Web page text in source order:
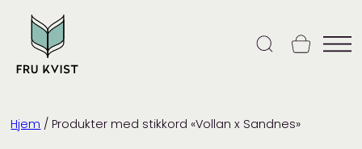
content
Hjem / Produkter med stikkord «Vollan x Sandnes»